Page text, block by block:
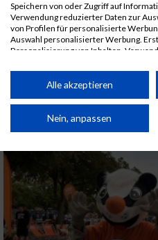
Speichern von oder Zugriff auf
Verwendung reduzierter Daten zur
von Profilen für personalisierte
Auswahl personalisierter Werbung.
Personalisierung von Inhalten.
Performance von Inhalten. Analyse
Kombinationen von Daten aus
von Inhalten.
Daten können außerhalb der
Partnerliste anzeigen (1 IAB-
Wir nutzen Ihre Daten für folgende
IAB-Verarbeitungszwecke:
Alle akzeptieren
Nein, anpassen